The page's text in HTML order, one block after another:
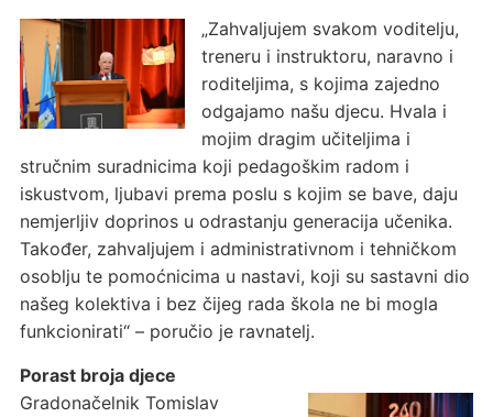
„Zahvaljujem svakom voditelju,
treneru i instruktoru, naravno i
roditeljima, s kojima zajedno
odgajamo našu djecu. Hvala i
mojim dragim učiteljima i
stručnim suradnicima koji pedagoškim radom i
iskustvom, ljubavi prema poslu s kojim se bave, daju
nemjerljiv doprinos u odrastanju generacija učenika.
Također, zahvaljujem i administrativnom i tehničkom
osoblju te pomoćnicima u nastavi, koji su sastavni dio
našeg kolektiva i bez čijeg rada škola ne bi mogla
funkcionirati“ – poručio je ravnatelj.
Porast broja djece
Gradonačelnik Tomislav